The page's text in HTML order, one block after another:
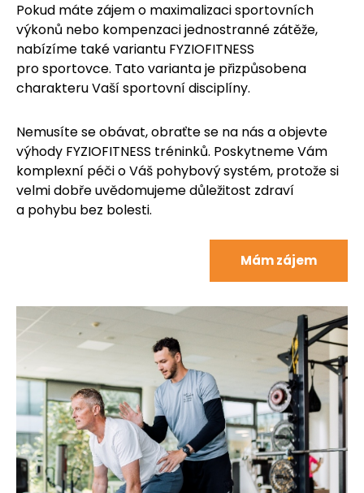
Pokud máte zájem o maximalizaci sportovních
výkonů nebo kompenzaci jednostranné zátěže,
nabízíme také variantu FYZIOFITNESS
pro sportovce. Tato varianta je přizpůsobena
charakteru Vaší sportovní disciplíny.
Nemusíte se obávat, obraťte se na nás a objevte
výhody FYZIOFITNESS tréninků. Poskytneme Vám
komplexní péči o Váš pohybový systém, protože si
velmi dobře uvědomujeme důležitost zdraví
a pohybu bez bolesti.
Mám zájem